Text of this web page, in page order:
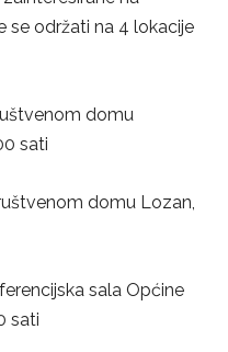
se održati na 4 lokacije
domu
sati
domu Lozan,
sala Općine
sati